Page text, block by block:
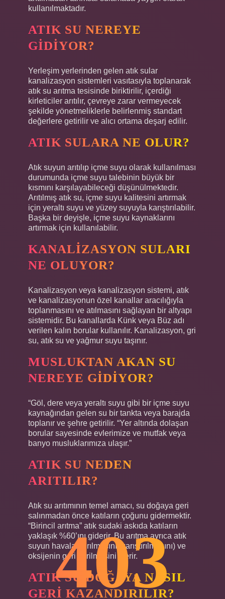
kullanılmaktadır.
ATIK SU NEREYE
GIDIYOR?
Yerleşim yerlerinden gelen atık sular
kanalizasyon sistemleri vasıtasıyla toplanarak
atık su arıtma tesisinde biriktirilir, içerdiği
kirleticiler arıtılır, çevreye zarar vermeyecek
şekilde yönetmeliklerle belirlenmiş standart
değerlere getirilir ve alıcı ortama deşarj edilir.
ATIK SULARA NE OLUR?
Atık suyun arıtılıp içme suyu olarak kullanılması
durumunda içme suyu talebinin büyük bir
kısmını karşılayabileceği düşünülmektedir.
Arıtılmış atık su, içme suyu kalitesini artırmak
için yeraltı suyu ve yüzey suyuyla karıştırılabilir.
Başka bir deyişle, içme suyu kaynaklarını
artırmak için kullanılabilir.
KANALIZASYON SULARI
NE OLUYOR?
Kanalizasyon veya kanalizasyon sistemi, atık
ve kanalizasyonun özel kanallar aracılığıyla
toplanmasını ve atılmasını sağlayan bir altyapı
sistemidir. Bu kanallarda Künk veya Büz adı
verilen kalın borular kullanılır. Kanalizasyon, gri
su, atık su ve yağmur suyu taşınır.
MUSLUKTAN AKAN SU
NEREYE GIDIYOR?
“Göl, dere veya yeraltı suyu gibi bir içme suyu
kaynağından gelen su bir tankta veya barajda
toplanır ve şehre getirilir. “Yer altında dolaşan
borular sayesinde evlerimize ve mutfak veya
banyo musluklarımıza ulaşır.”
ATIK SU NEDEN
ARITILIR?
Atık su arıtımının temel amacı, su doğaya geri
salınmadan önce katıların çoğunu gidermektir.
“Birincil arıtma” atık sudaki askıda katıların
yaklaşık %60’ını giderir. Bu arıtma ayrıca atık
suyun havalandırılmasını (karıştırılmasını) ve
oksijenin geri verilmesini içerir.
ATIK SU DOĞAYA NASIL
GERI KAZANDIRILIR?
403